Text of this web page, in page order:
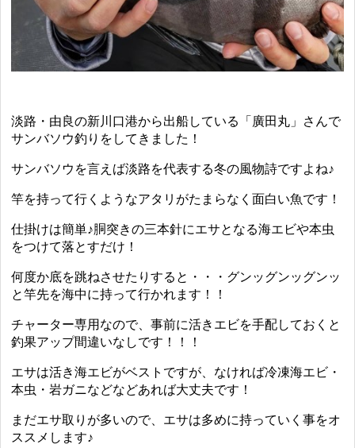
淡路・由良の新川口港から出船している「廣田丸」さんで
サンバソウ釣りをしてきました！
サンバソウを言えば淡路を代表する冬の風物詩ですよね♪
竿を持って行くようなアタリがたまらなく面白い魚です！
仕掛けは簡単♪胴突きの三本針にエサとなる海エビや本虫
をつけて落とすだけ！
何度か底を跳ねさせたりすると・・・グンッグンッグンッ
と竿先を海中に持って行かれます！！
チャーター専用なので、事前に活きエビを手配しておくと
釣果アップ間違いなしです！！！
エサは活き海エビがベストですが、なければ冷凍海エビ・
本虫・岩ガニなどなどあれば大丈夫です！
まだエサ取りが多いので、エサは多めに持っていく事をオ
ススメします♪